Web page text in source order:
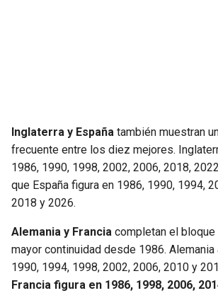
Inglaterra y España también muestran
frecuente entre los diez mejores.
1986, 1990, 1998, 2002, 2006, 2018,
que España figura en 1986, 1990, 1994,
2018 y 2026.
Alemania y Francia completan el
mayor continuidad desde 1986. Alemania
1990, 1994, 1998, 2002, 2006, 2010 y
Francia figura en 1986, 1998, 2006,